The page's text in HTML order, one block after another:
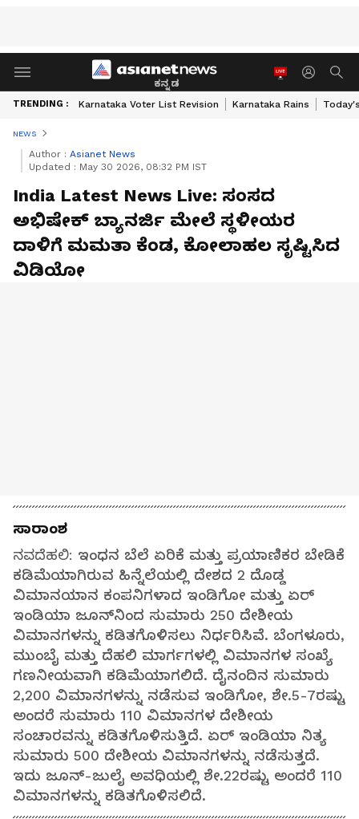
ಕನ್ನಡ
TRENDING : Karnataka Voter List Revision Karnataka Rains
NEWS
Author : Asianet News
Updated : May 30 2026, 08:32 PM IST
India Latest News Live: ಸಂಸದ
ಅಭಿಷೇಕ್ ಬ್ಯಾನರ್ಜಿ ಮೇಲೆ ಸ್ಥಳೀಯರ
ದಾಳಿಗೆ ಮಮತಾ ಕೆಂಡ, ಕೋಲಾಹಲ ಸೃಷ್ಟಿಸಿದ
ವಿಡಿಯೋ
ಸಾರಾಂಶ
ನವದೆಹಲಿ: ಇಂಧನ ಬೆಲೆ ಏರಿಕೆ ಮತ್ತು ಪ್ರಯಾಣಿಕರ ಬೇಡಿಕೆ
ಕಡಿಮೆಯಾಗಿರುವ ಹಿನ್ನೆಲೆಯಲ್ಲಿ ದೇಶದ 2 ದೊಡ್ಡ
ವಿಮಾನಯಾನ ಕಂಪನಿಗಳಾದ ಇಂಡಿಗೋ ಮತ್ತು ಏರ್‌
ಇಂಡಿಯಾ ಜೂನ್‌ನಿಂದ ಸುಮಾರು 250 ದೇಶೀಯ
ವಿಮಾನಗಳನ್ನು ಕಡಿತಗೊಳಿಸಲು ನಿರ್ಧರಿಸಿವೆ. ಬೆಂಗಳೂರು,
ಮುಂಬೈ ಮತ್ತು ದೆಹಲಿ ಮಾರ್ಗಗಳಲ್ಲಿ ವಿಮಾನಗಳ ಸಂಖ್ಯೆ
ಗಣನೀಯವಾಗಿ ಕಡಿಮೆಯಾಗಲಿದೆ. ದೈನಂದಿನ ಸುಮಾರು
2,200 ವಿಮಾನಗಳನ್ನು ನಡೆಸುವ ಇಂಡಿಗೋ, ಶೇ.5-7ರಷ್ಟು
ಅಂದರೆ ಸುಮಾರು 110 ವಿಮಾನಗಳ ದೇಶೀಯ
ಸಂಚಾರವನ್ನು ಕಡಿತಗೊಳಿಸುತ್ತಿದೆ. ಏರ್ ಇಂಡಿಯಾ ನಿತ್ಯ
ಸುಮಾರು 500 ದೇಶೀಯ ವಿಮಾನಗಳನ್ನು ನಡೆಸುತ್ತದೆ.
ಇದು ಜೂನ್‌-ಜುಲೈ ಅವಧಿಯಲ್ಲಿ ಶೇ.22ರಷ್ಟು ಅಂದರೆ 110
ವಿಮಾನಗಳನ್ನು ಕಡಿತಗೊಳಿಸಲಿದೆ.